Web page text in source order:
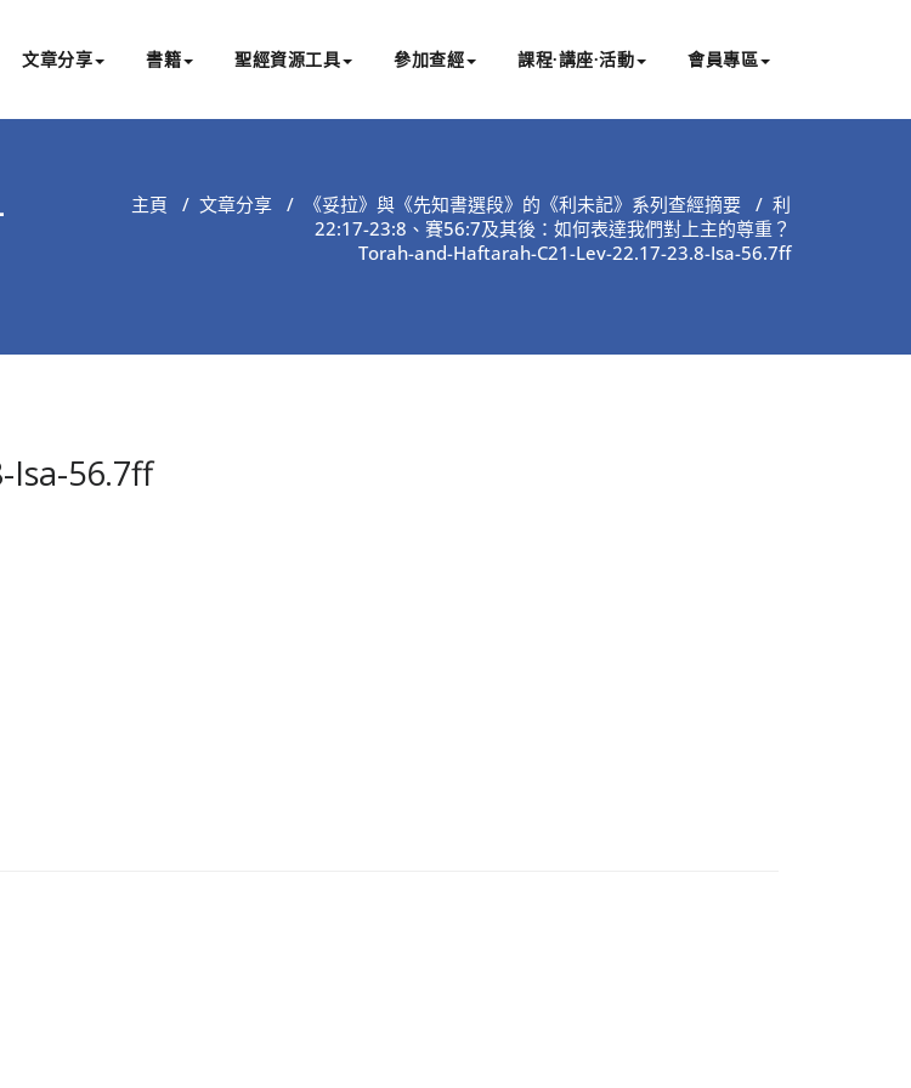
文章分享 書籍 聖經資源工具 參加查經 課程∙講座∙活動 會員專區
主頁 / 文章分享 / 《妥拉》與《先知書選段》的《利未記》系列查經摘要 / 利
22:17-23:8、賽56:7及其後：如何表達我們對上主的尊重？
Torah-and-Haftarah-C21-Lev-22.17-23.8-Isa-56.7ff
Isa-56.7ff